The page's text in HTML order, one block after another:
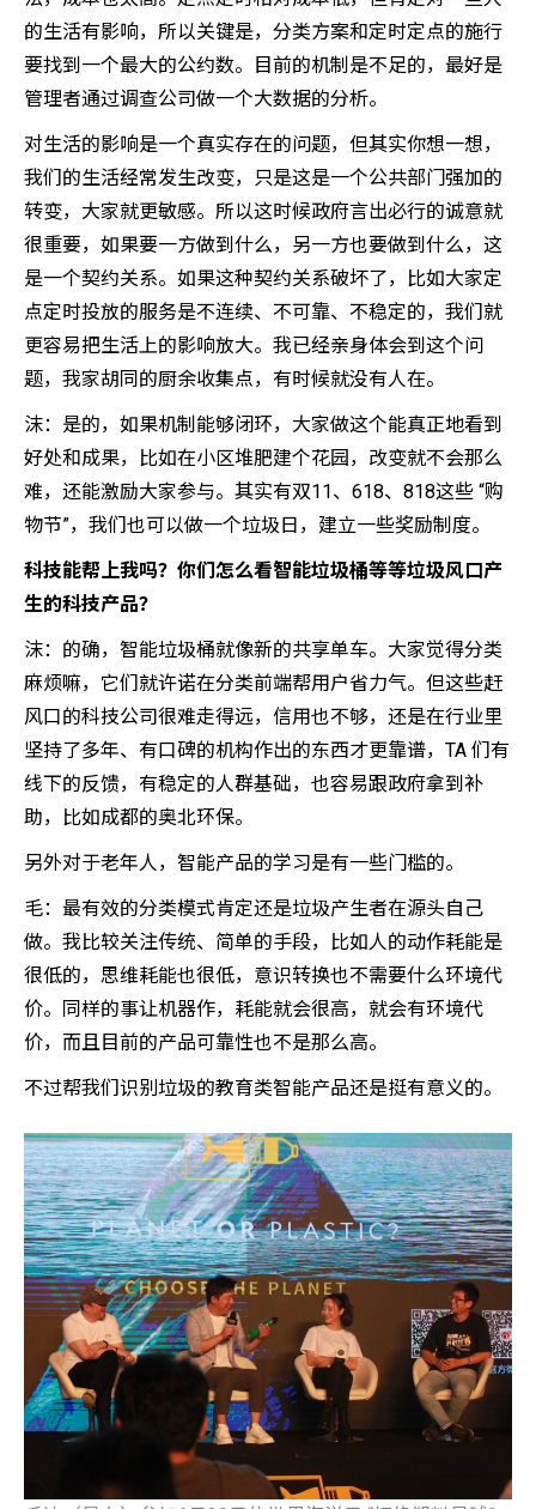
的生活有影响，所以关键是，分类方案和定时定点的施行
要找到一个最大的公约数。目前的机制是不足的，最好是
管理者通过调查公司做一个大数据的分析。
对生活的影响是一个真实存在的问题，但其实你想一想，
我们的生活经常发生改变，只是这是一个公共部门强加的
转变，大家就更敏感。所以这时候政府言出必行的诚意就
很重要，如果要一方做到什么，另一方也要做到什么，这
是一个契约关系。如果这种契约关系破坏了，比如大家定
点定时投放的服务是不连续、不可靠、不稳定的，我们就
更容易把生活上的影响放大。我已经亲身体会到这个问
题，我家胡同的厨余收集点，有时候就没有人在。
沫：是的，如果机制能够闭环，大家做这个能真正地看到
好处和成果，比如在小区堆肥建个花园，改变就不会那么
难，还能激励大家参与。其实有双11、618、818这些 “购
物节”，我们也可以做一个垃圾日，建立一些奖励制度。
科技能帮上我吗？你们怎么看智能垃圾桶等等垃圾风口产
生的科技产品？
沫：的确，智能垃圾桶就像新的共享单车。大家觉得分类
麻烦嘛，它们就许诺在分类前端帮用户省力气。但这些赶
风口的科技公司很难走得远，信用也不够，还是在行业里
坚持了多年、有口碑的机构作出的东西才更靠谱，TA 们有
线下的反馈，有稳定的人群基础，也容易跟政府拿到补
助，比如成都的奥北环保。
另外对于老年人，智能产品的学习是有一些门槛的。
毛：最有效的分类模式肯定还是垃圾产生者在源头自己
做。我比较关注传统、简单的手段，比如人的动作耗能是
很低的，思维耗能也很低，意识转换也不需要什么环境代
价。同样的事让机器作，耗能就会很高，就会有环境代
价，而且目前的产品可靠性也不是那么高。
不过帮我们识别垃圾的教育类智能产品还是挺有意义的。